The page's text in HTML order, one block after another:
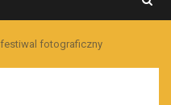
fotograficzny